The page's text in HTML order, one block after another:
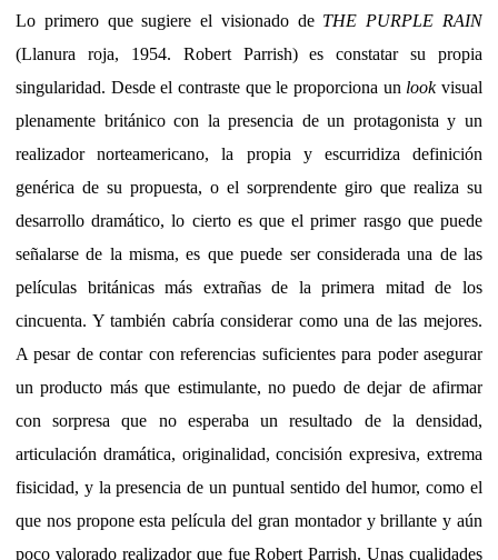
Lo primero que sugiere el visionado de THE PURPLE RAIN
(Llanura roja, 1954. Robert Parrish) es constatar su propia
singularidad. Desde el contraste que le proporciona un lookvisual
plenamente británico con la presencia de un protagonista y un
realizador norteamericano, la propia y escurridiza definición
genérica de su propuesta, o el sorprendente giro que realiza su
desarrollo dramático, lo cierto es que el primer rasgo que puede
señalarse de la misma, es que puede ser considerada una de las
películas británicas más extrañas de la primera mitad de los
cincuenta. Y también cabría considerar como una de las mejores.
A pesar de contar con referencias suficientes para poder asegurar
un producto más que estimulante, no puedo de dejar de afirmar
con sorpresa que no esperaba un resultado de la densidad,
articulación dramática, originalidad, concisión expresiva, extrema
fisicidad, y la presencia de un puntual sentido del humor, como el
que nos propone esta película del gran montador y brillante y aún
poco valorado realizador que fue Robert Parrish. Unas cualidades